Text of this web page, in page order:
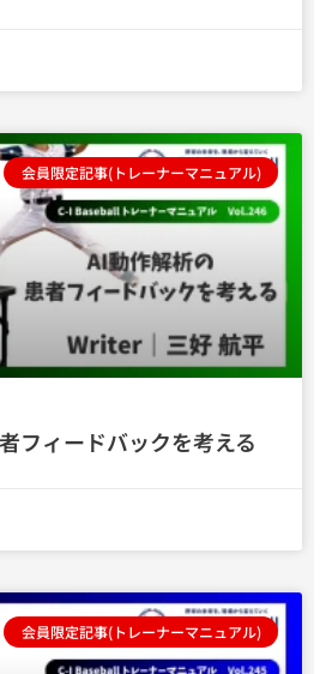
会員限定記事(トレーナーマニュアル)
フィードバックを考える
会員限定記事(トレーナーマニュアル)